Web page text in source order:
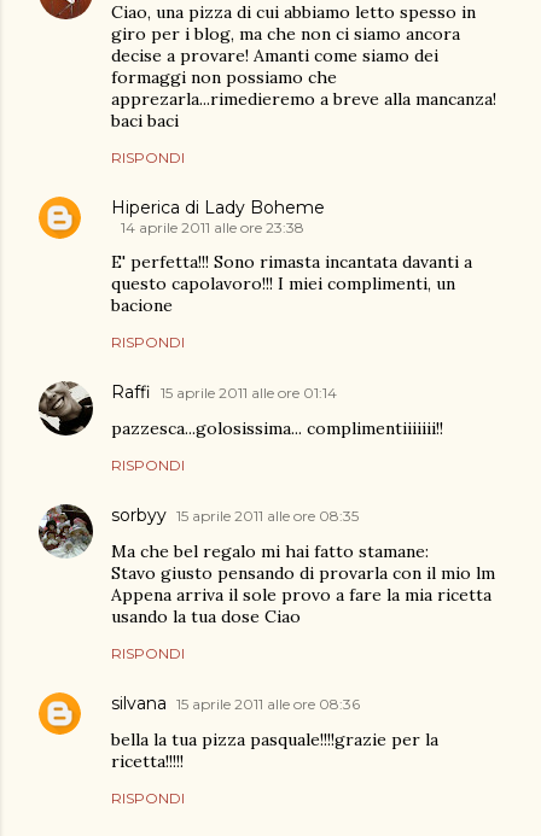
Ciao, una pizza di cui abbiamo letto spesso in
giro per i blog, ma che non ci siamo ancora
decise a provare! Amanti come siamo dei
formaggi non possiamo che
apprezarla...rimedieremo a breve alla mancanza!
baci baci
RISPONDI
Hiperica di Lady Boheme
14 aprile 2011 alle ore 23:38
E' perfetta!!! Sono rimasta incantata davanti a
questo capolavoro!!! I miei complimenti, un
bacione
RISPONDI
Raffi 15 aprile 2011 alle ore 01:14
pazzesca...golosissima... complimentiiiiiii!!
RISPONDI
sorbyy 15 aprile 2011 alle ore 08:35
Ma che bel regalo mi hai fatto stamane:
Stavo giusto pensando di provarla con il mio lm
Appena arriva il sole provo a fare la mia ricetta
usando la tua dose Ciao
RISPONDI
silvana 15 aprile 2011 alle ore 08:36
bella la tua pizza pasquale!!!!grazie per la
ricetta!!!!!
RISPONDI